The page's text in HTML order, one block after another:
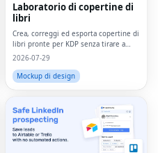
Laboratorio di copertine di
libri
Crea, correggi ed esporta copertine di
libri pronte per KDP senza tirare a
indovinare o iniziare da zero.
2026-07-29
Mockup di design